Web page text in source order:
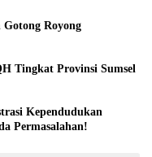
Gotong Royong
Tingkat Provinsi Sumsel
Kependudukan
Permasalahan!